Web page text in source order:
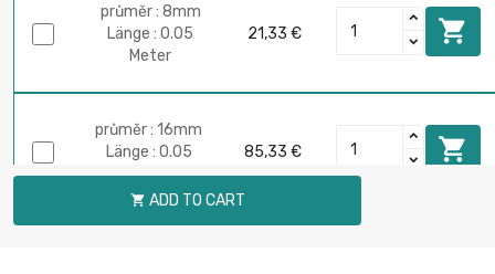
průměr : 8mm
Länge : 0.05
Meter
21,33 € 
průměr : 16mm
Länge : 0.05
Meter
85,33 € 
 ADD TO CART